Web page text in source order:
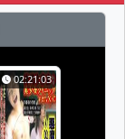
02:21:03